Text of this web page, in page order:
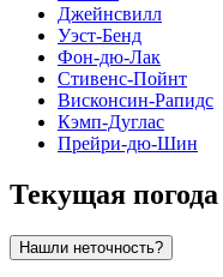
Джейнсвилл
Уэст-Бенд
Фон-дю-Лак
Стивенс-Пойнт
Висконсин-Рапидс
Кэмп-Дуглас
Прейри-дю-Шин
Текущая погода
Нашли неточность?